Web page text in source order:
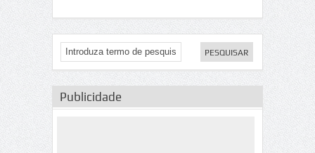
Publicidade